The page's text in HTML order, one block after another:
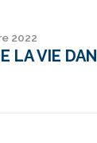
2022
LA VIE